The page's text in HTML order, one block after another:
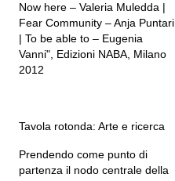
Now here – Valeria Muledda |
Fear Community – Anja Puntari
| To be able to – Eugenia
Vanni", Edizioni NABA, Milano
2012
Tavola rotonda: Arte e ricerca
Prendendo come punto di
partenza il nodo centrale della